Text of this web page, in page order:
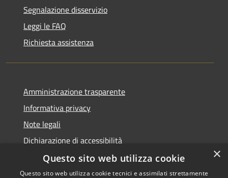
Segnalazione disservizio
Leggi le FAQ
Richiesta assistenza
Amministrazione trasparente
Informativa privacy
Note legali
Dichiarazione di accessibilità
×
Questo sito web utilizza cookie
Questo sito web utilizza cookie tecnici e assimilati strettamente